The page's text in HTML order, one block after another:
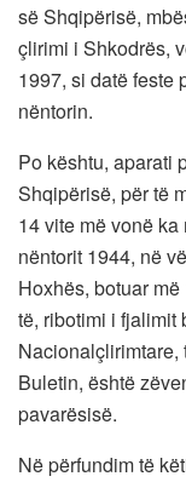
së Shqipërisë,
çlirimi i Shkodrës,
1997, si datë feste
nëntorin.
Po kështu, aparati
Shqipërisë, për të
14 vite më vonë
nëntorit 1944, në
Hoxhës, botuar
të, ribotimi i fjalimit
Buletin, është
pavarësisë.
Në përfundim të